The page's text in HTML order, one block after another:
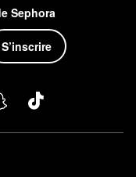
Sephora
S’inscrire